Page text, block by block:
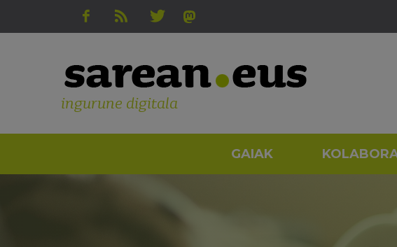
ingurune digitala
GAIAK